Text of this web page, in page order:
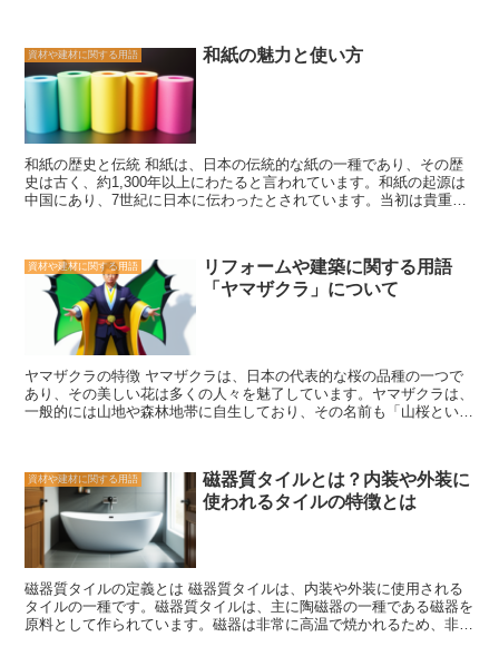
て高品質な木材として利用されることが多いです。その美しい外観、
耐久性、加工性などの特性を活かし、建物や空間に上質さや高級感を
与えることができます。ただし、予算に応じて適切な木材を選ぶこと
も重要です。
品質基準を満たしている必要があります。これは、耐久性や信頼性が
高く、長期間にわたって問題なく機能することを意味します。また、
品質管理システムの導入や品質評価の実施など、品質を確保するため
の取り組みも重要です。 安全性もBL部品の認定基準の一つです。建
物の安全性は、住民の生活や財産を守るために非常に重要です。BL
部品は、安全基準を満たしている必要があります。これは、耐震性や
防火性など、建物の安全性に関連する要素を含みます。また、安全性
に関するテストや評価が行われ、その結果に基づいて認定が行われま
す。 さらに、環境への配慮もBL部品の認定基準の一つです。持続可
能な社会の実現に向けて、環境への配慮はますます重要となっていま
を最小限に抑える取り組みも重要です。 BL部品の認定基準は、これ
らの要素を総合的に評価し、認定を行います。認定を受けたBL部品
は、優れた品質と安全性、環境への配慮を備えていることが保証され
ています。建物の耐久性や快適性を向上させるためには、BL部品の
選択が重要です。認定基準を満たしたBL部品を選ぶことで、高品質
な住宅を実現することができます。
資材や建材に関する用語 和紙の魅力と使い方
和紙の歴史と伝統 和紙は、日本の伝統的な紙の一種であり、その歴
史は古く、約1,300年以上にわたると言われています。和紙の起源は
中国にあり、7世紀に日本に伝わったとされています。当初は貴重品
品質と特徴を保つために重要な要素となっています。 和紙の特徴的
な点は、その軽さと丈夫さです。繊維が細かく密集しているため、薄
くても強度があり、また柔軟性も持っています。そのため、和紙は
様々な用途に利用されてきました。 伝統的には、和紙は書道や絵
画、押し花などの美術作品に使用されてきました。また、和紙は日本
の伝統的な建築物である和室や襖、障子などにも使われています。和
紙の特性を活かした独特の風合いは、和の雰囲気を演出するために重
要な要素となっています。 近年では、和紙はさまざまな分野で活用
されています。例えば、和紙を使用した照明器具や家具、ファッショ
和紙の歴史と伝統は、日本の文化や美意識を反映しています。その繊
細さと丈夫さ、そして美しい風合いは、多くの人々に愛され続けてい
ます。和紙の魅力を知ることで、日本の伝統と現代のデザインが融合
した新たな可能性を見つけることができるでしょう。
資材や建材に関する用語
リフォームや建築に関する用語
「ヤマザクラ」について
ヤマザクラの特徴 ヤマザクラは、日本の代表的な桜の品種の一つで
あり、その美しい花は多くの人々を魅了しています。ヤマザクラは、
一般的には山地や森林地帯に自生しており、その名前も「山桜という
をしています。また、花びらの数も多く、一つ一つが丁寧に咲き誇っ
ています。 さらに、ヤマザクラの花は、他の桜の品種と比べて開花
期間が長いのも特徴です。一般的な桜の花は、数日から一週間程度し
か咲かないことが多いですが、ヤマザクラは約2週間から1ヶ月近く
も花を楽しむことができます。そのため、桜のシーズンを長く楽しみ
たい方にはおすすめの品種です。 また、ヤマザクラは比較的丈夫
で、寒さにも強い品種として知られています。寒冷地でもよく育ち、
春の訪れを告げる花として、多くの人々に喜ばれています。そのた
め、公園や庭園などでよく見かけることがあります。 ヤマザクラ
資材や建材に関する用語
磁器質タイルとは？内装や外装に
使われるタイルの特徴とは
磁器質タイルの定義とは 磁器質タイルは、内装や外装に使用される
タイルの一種です。磁器質タイルは、主に陶磁器の一種である磁器を
原料として作られています。磁器は非常に高温で焼かれるため、非常